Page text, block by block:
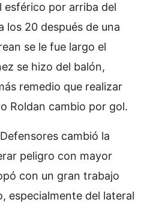
por arriba del
los 20 después de una
se le fue largo el
se hizo del balón,
remedio que realizar
Roldan cambio por gol.
cambió la
peligro con mayor
con un gran trabajo
especialmente del lateral